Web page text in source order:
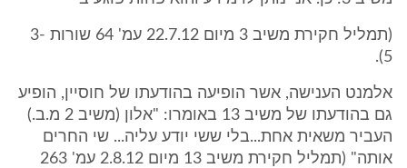
(תמליל חקירת משיב 3 מיום 22.7.12 עמ' 64 שורות 3-
5).
אלמנט הענישה, אשר הופיעה בהודעתו של חוסיין, הופיע
גם בהודעתו של משיב 13 באומרו: "אלון (משיב 2 מ.ב.)
העביר משאית אחת...בלי ששי יודע עליה... שי החרים
אותה" (תמליל חקירת משיב 13 מיום 2.8.12 עמ' 263